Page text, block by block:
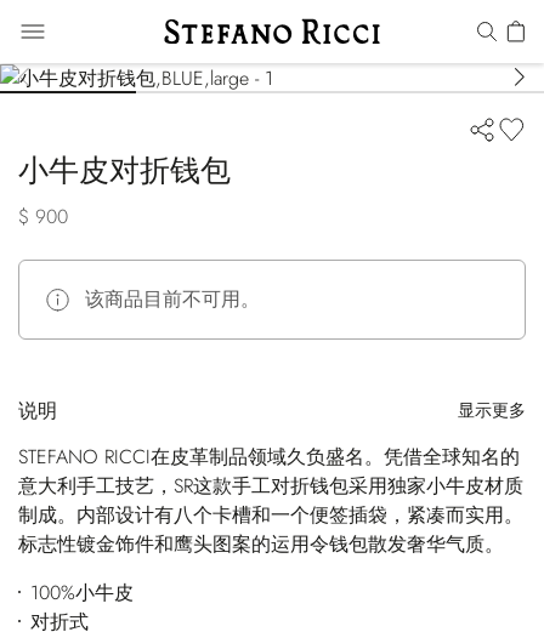
小牛皮对折钱包
$ 900
该商品目前不可用。
说明 显示更多
STEFANO RICCI在皮革制品领域久负盛名。凭借全球知名的
意大利手工技艺，SR这款手工对折钱包采用独家小牛皮材质
制成。内部设计有八个卡槽和一个便签插袋，紧凑而实用。
标志性镀金饰件和鹰头图案的运用令钱包散发奢华气质。
100%小牛皮
对折式